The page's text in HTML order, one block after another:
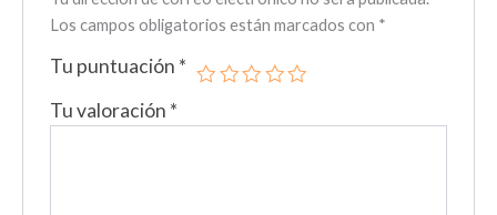
Los campos obligatorios están marcados con *
Tu puntuación *
Tu valoración *